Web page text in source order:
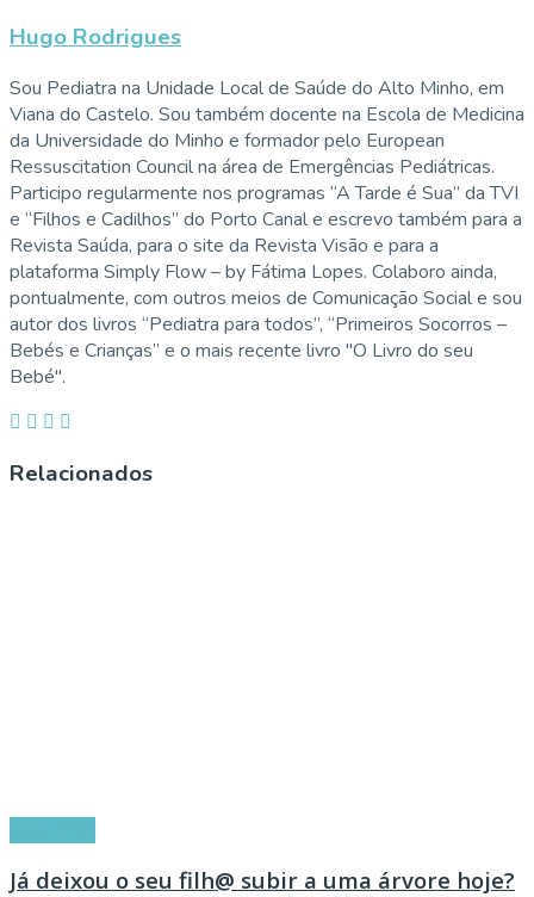
Hugo Rodrigues
Sou Pediatra na Unidade Local de Saúde do Alto Minho, em
Viana do Castelo. Sou também docente na Escola de Medicina
da Universidade do Minho e formador pelo European
Ressuscitation Council na área de Emergências Pediátricas.
Participo regularmente nos programas “A Tarde é Sua” da TVI
e “Filhos e Cadilhos” do Porto Canal e escrevo também para a
Revista Saúda, para o site da Revista Visão e para a
plataforma Simply Flow – by Fátima Lopes. Colaboro ainda,
pontualmente, com outros meios de Comunicação Social e sou
autor dos livros “Pediatra para todos”, “Primeiros Socorros –
Bebés e Crianças” e o mais recente livro "O Livro do seu
Bebé".
Relacionados
Já deixou o seu filh@ subir a uma árvore hoje?